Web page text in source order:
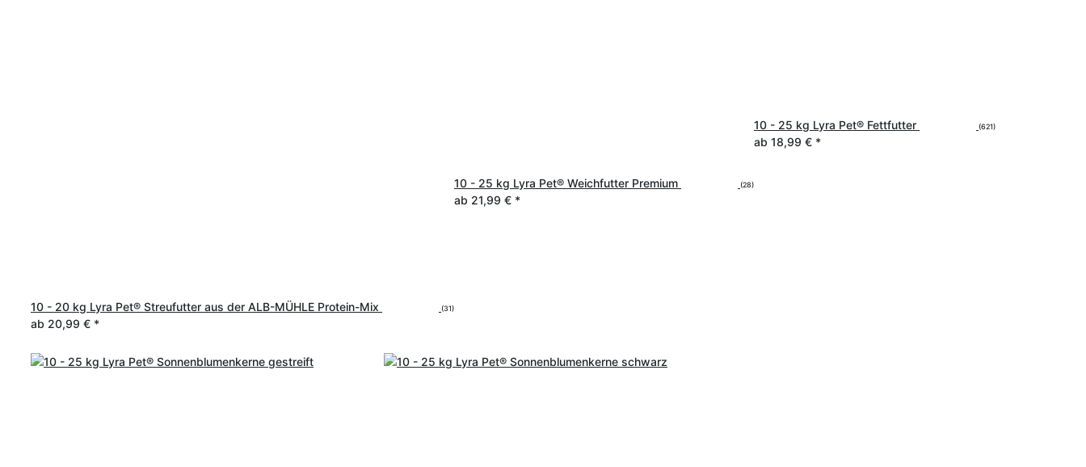
10 - 20 kg Lyra Pet® Streufutter aus der ALB-MÜHLE Protein-Mix (31)
ab 20,99 € *
10 - 25 kg Lyra Pet® Weichfutter Premium (28)
ab 21,99 € *
10 - 25 kg Lyra Pet® Fettfutter (621)
ab 18,99 € *